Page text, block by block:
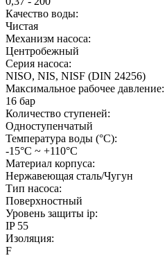
Качество воды:
Чистая
Механизм насоса:
Центробежный
Серия насоса:
NISO, NIS, NISF (DIN 24256)
Максимальное рабочее давление:
16 бар
Количество ступеней:
Одноступенчатый
Температура воды (°C):
-15°С ~ +110°С
Материал корпуса:
Нержавеющая сталь/Чугун
Тип насоса:
Поверхностный
Уровень защиты ip:
IP 55
Изоляция:
F